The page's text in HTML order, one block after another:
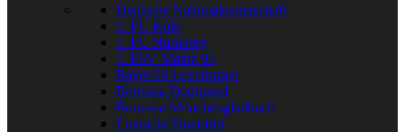
Deutsche Nationalmannschaft
1. FC Köln
1. FC Nürnberg
1. FSV Mainz 05
Bayer 04 Leverkusen
Borussia Dortmund
Borussia Mönchengladbach
Eintracht Frankfurt